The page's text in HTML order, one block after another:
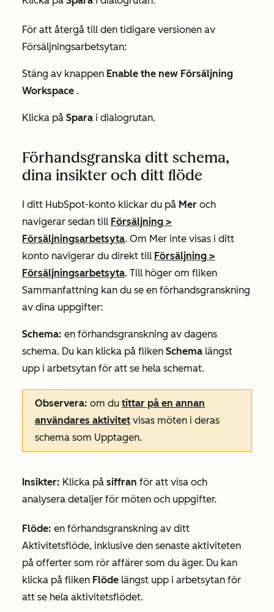
För att återgå till den tidigare versionen av
Försäljningsarbetsytan:
Stäng av knappen Enable the new Försäljning
Workspace .
Klicka på Spara i dialogrutan.
Förhandsgranska ditt schema,
dina insikter och ditt flöde
I ditt HubSpot-konto klickar du på Mer och
navigerar sedan till Försäljning >
Försäljningsarbetsyta. Om Mer inte visas i ditt
konto navigerar du direkt till Försäljning >
Försäljningsarbetsyta. Till höger om fliken
Sammanfattning kan du se en förhandsgranskning
av dina uppgifter:
Schema: en förhandsgranskning av dagens
schema. Du kan klicka på fliken Schema längst
upp i arbetsytan för att se hela schemat.
Observera: om du tittar på en annan
användares aktivitet visas möten i deras
schema som Upptagen.
Insikter: Klicka på siffran för att visa och
analysera detaljer för möten och uppgifter.
Flöde: en förhandsgranskning av ditt
Aktivitetsflöde, inklusive den senaste aktiviteten
på offerter som rör affärer som du äger. Du kan
klicka på fliken Flöde längst upp i arbetsytan för
att se hela aktivitetsflödet.